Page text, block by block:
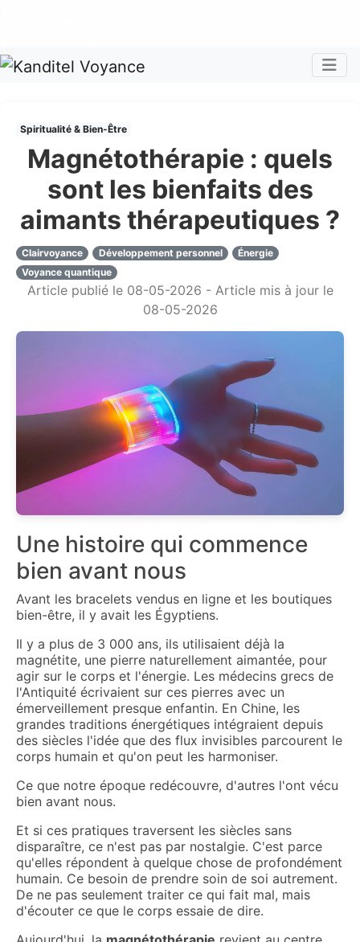
Spiritualité & Bien-Être
Magnétothérapie : quels
sont les bienfaits des
aimants thérapeutiques ?
Clairvoyance Développement personnel
Énergie
Voyance quantique
Article publié le 08-05-2026 - Article mis à jour le
08-05-2026
Une histoire qui commence
bien avant nous
Avant les bracelets vendus en ligne et les boutiques
bien-être, il y avait les Égyptiens.
Il y a plus de 3 000 ans, ils utilisaient déjà la
magnétite, une pierre naturellement aimantée, pour
agir sur le corps et l'énergie. Les médecins grecs de
l'Antiquité écrivaient sur ces pierres avec un
émerveillement presque enfantin. En Chine, les
grandes traditions énergétiques intégraient depuis
des siècles l'idée que des flux invisibles parcourent le
corps humain et qu'on peut les harmoniser.
Ce que notre époque redécouvre, d'autres l'ont vécu
bien avant nous.
Et si ces pratiques traversent les siècles sans
disparaître, ce n'est pas par nostalgie. C'est parce
qu'elles répondent à quelque chose de profondément
humain. Ce besoin de prendre soin de soi autrement.
De ne pas seulement traiter ce qui fait mal, mais
d'écouter ce que le corps essaie de dire.